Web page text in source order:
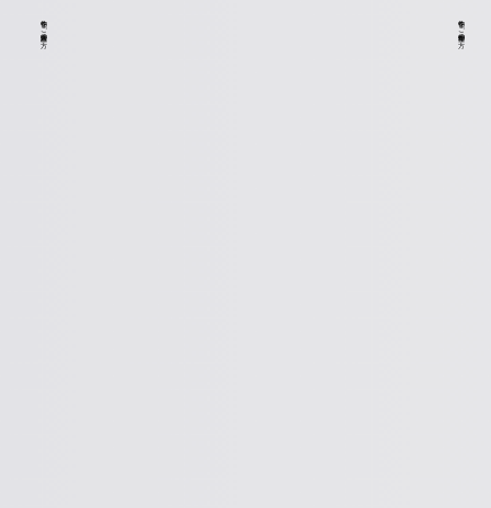
物件をご売却希望の方
物件をご購入希望の方